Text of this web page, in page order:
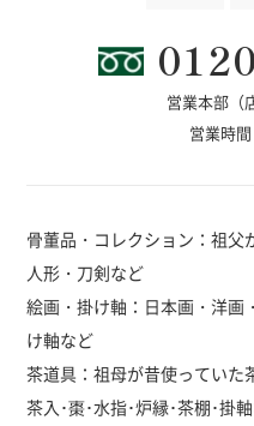
営業本部（
営業時
骨董品・コレクション：祖父
人形・刀剣など
絵画・掛け軸：日本画・洋画
け軸など
茶道具：祖母が昔使っていた
茶入･棗･水指･炉縁･茶棚･掛